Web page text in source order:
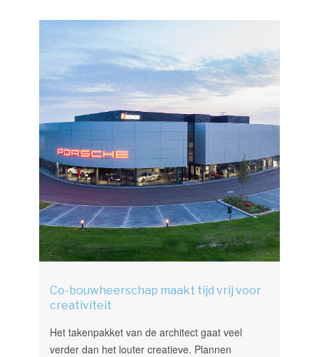
Co-bouwheerschap maakt tijd vrij voor
creativiteit
Het takenpakket van de architect gaat veel
verder dan het louter creatieve. Plannen